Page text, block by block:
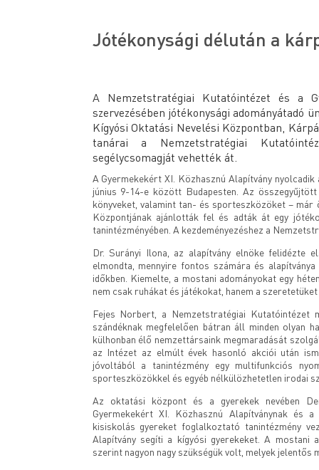
Jótékonysági délután a
A Nemzetstratégiai Kutatóintézet és a
szervezésében jótékonysági adományátadó
Kígyósi Oktatási Nevelési Központban,
tanárai a Nemzetstratégiai
segélycsomagját vehették át.
A Gyermekekért XI. Közhasznú Alapítvány
június 9-14-e között Budapesten. Az
könyveket, valamint tan- és sporteszközöket –
Központjának ajánlották fel és adták át egy
tanintézményében. A kezdeményezéshez a
Dr. Surányi Ilona, az alapítvány elnöke felidézte
elmondta, mennyire fontos számára és
időkben. Kiemelte, a mostani adományokat egy
nem csak ruhákat és játékokat, hanem a
Fejes Norbert, a Nemzetstratégiai Kutatóintézet
szándéknak megfelelően bátran áll minden olyan
külhonban élő nemzettársaink megmaradását
az Intézet az elmúlt évek hasonló akciói után
jóvoltából a tanintézmény egy multifunkciós
sporteszközökkel és egyéb nélkülözhetetlen irodai
Az oktatási központ és a gyerekek nevében
Gyermekekért XI. Közhasznú Alapítványnak és
kisiskolás gyereket foglalkoztató tanintézmény
Alapítvány segíti a kígyósi gyerekeket. A mostani
szerint nagyon nagy szükségük volt, melyek jelentős